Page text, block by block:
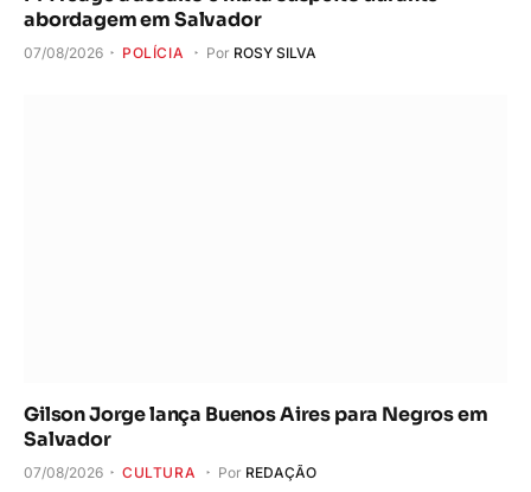
abordagem em Salvador
07/08/2026 POLÍCIA Por ROSY SILVA
Gilson Jorge lança Buenos Aires para Negros em
Salvador
07/08/2026 CULTURA Por REDAÇÃO